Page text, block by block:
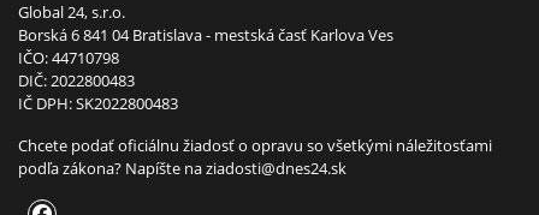
Global 24, s.r.o.
Borská 6 841 04 Bratislava - mestská časť Karlova Ves
IČO: 44710798
DIČ: 2022800483
IČ DPH: SK2022800483
Chcete podať oficiálnu žiadosť o opravu so všetkými náležitosťami
podľa zákona? Napíšte naziadosti@dnes24.sk